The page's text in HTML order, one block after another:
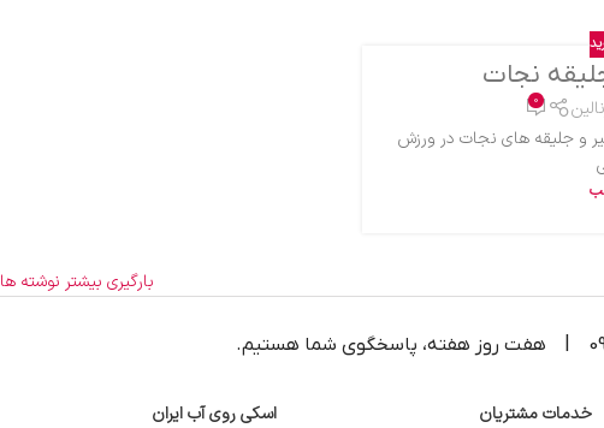
نجات
0
و جلیقه های نجات در ورزش
بارگیری بیشتر نوشته ها
هفت روز هفته، پاسخگوی شما هستیم.
خدمات مشتریان
اسکی روی آب ایران